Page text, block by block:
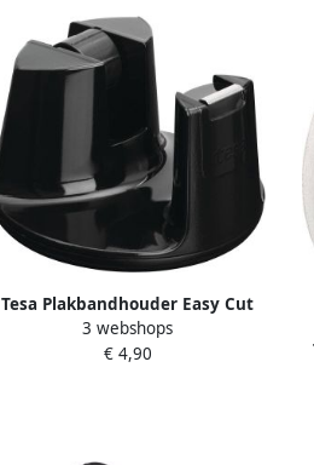
Tesa Plakbandhouder Easy Cut
compact + 1 rol plakband
invisible 33mx19mm zwart
3 webshops
€ 4,90